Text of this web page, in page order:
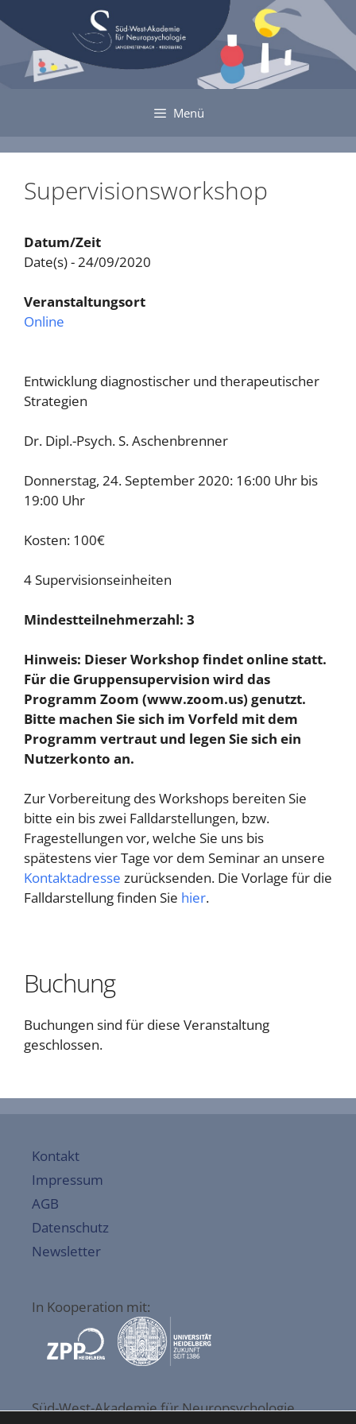
Inhalt
springen
Menü
Supervisionsworkshop
Datum/Zeit
Date(s) - 24/09/2020
Veranstaltungsort
Online
Entwicklung diagnostischer und therapeutischer
Strategien
Dr. Dipl.-Psych. S. Aschenbrenner
Donnerstag, 24. September 2020: 16:00 Uhr bis
19:00 Uhr
Kosten: 100€
4 Supervisionseinheiten
Mindestteilnehmerzahl: 3
Hinweis: Dieser Workshop findet online statt.
Für die Gruppensupervision wird das
Programm Zoom (www.zoom.us) genutzt.
Bitte machen Sie sich im Vorfeld mit dem
Programm vertraut und legen Sie sich ein
Nutzerkonto an.
Zur Vorbereitung des Workshops bereiten Sie
bitte ein bis zwei Falldarstellungen, bzw.
Fragestellungen vor, welche Sie uns bis
spätestens vier Tage vor dem Seminar an unsere
Kontaktadresse zurücksenden. Die Vorlage für die
Falldarstellung finden Sie hier.
Buchung
Buchungen sind für diese Veranstaltung
geschlossen.
Kontakt
Impressum
AGB
Datenschutz
Newsletter
In Kooperation mit:
Süd-West-Akademie für Neuropsychologie